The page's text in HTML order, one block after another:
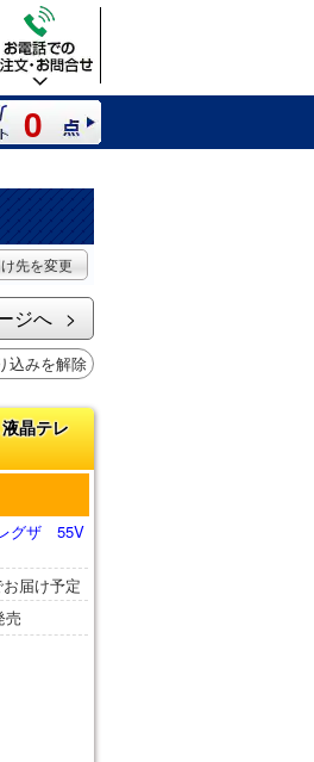
0
先を変更
ジへ
込みを解除
晶テレ
グザ 55V
届け予定
売